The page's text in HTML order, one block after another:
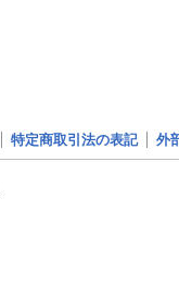
特定商取引法の表記 外